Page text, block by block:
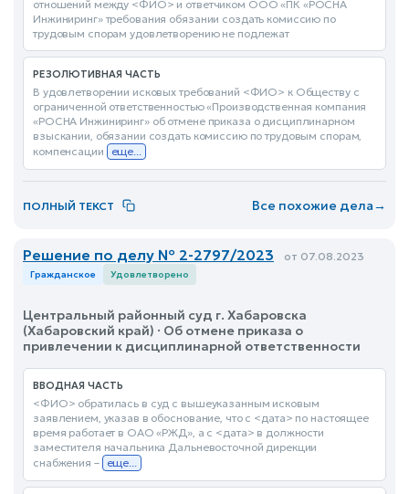
отношений между <ФИО> и ответчиком ООО «ПК «РОСНА
Инжиниринг» требования обязании создать комиссию по
трудовым спорам удовлетворению не подлежат
РЕЗОЛЮТИВНАЯ ЧАСТЬ
В удовлетворении исковых требований <ФИО> к Обществу с
ограниченной ответственностью «Производственная компания
«РОСНА Инжиниринг» об отмене приказа о дисциплинарном
взыскании, обязании создать комиссию по трудовым спорам,
компенсации
еще...
ПОЛНЫЙ ТЕКСТ Все похожие дела→
Решение по делу № 2-2797/2023 от 07.08.2023
Гражданское Удовлетворено
Центральный районный суд г. Хабаровска
(Хабаровский край) · Об отмене приказа о
привлечении к дисциплинарной ответственности
ВВОДНАЯ ЧАСТЬ
<ФИО> обратилась в суд с вышеуказанным исковым
заявлением, указав в обоснование, что с <дата> по настоящее
время работает в ОАО «РЖД», а с <дата> в должности
заместителя начальника Дальневосточной дирекции
снабжения – еще...